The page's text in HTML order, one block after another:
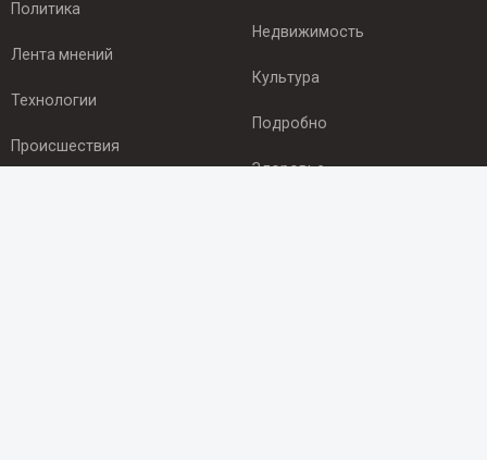
Политика
Лента мнений
Технологии
Происшествия
Недвижимость
Культура
Подробно
Здоровье